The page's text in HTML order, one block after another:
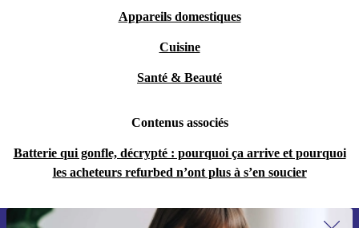
Appareils domestiques
Cuisine
Santé & Beauté
Contenus associés
Batterie qui gonfle, décrypté : pourquoi ça arrive et pourquoi
les acheteurs refurbed n’ont plus à s’en soucier